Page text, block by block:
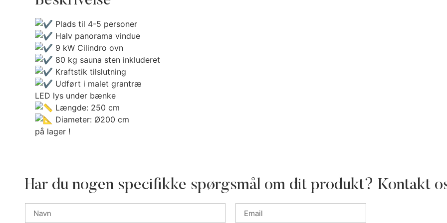
Plads til 4-5 personer
Halv panorama vindue
9 kW Cilindro ovn
80 kg sauna sten inkluderet
Kraftstik tilslutning
Udført i malet grantræ
LED lys under bænke
Længde: 250 cm
Diameter: Ø200 cm
på lager !
Har du nogen specifikke spørgsmål om dit produkt? Kontakt